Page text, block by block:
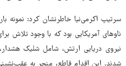
سرتیپ اکرمی‌نیا خاطرنشان کرد: نمونه
ناوهای آمریکایی بود که با وجود تلاش
نیروی دریایی ارتش، شامل شلیک